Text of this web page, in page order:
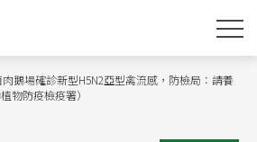
鵝場確診新型H5N2亞型禽流感，防檢局：請養
物防疫檢疫署）